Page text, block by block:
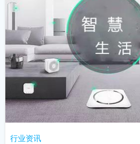
行业资讯